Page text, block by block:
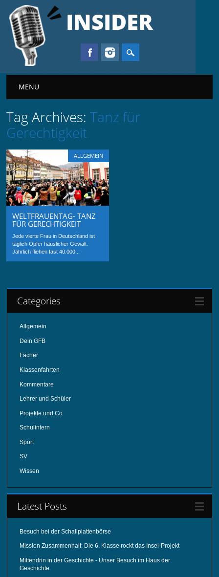
INSIDER
Main menu
MENU
Tag Archives:Tanz für
Gerechtigkeit
ALLGEMEIN
WELTFRAUENTAG- TANZ
FÜR GERECHTIGKEIT
Jede vierte Frau in Deutschland ist
täglich Opfer häuslicher Gewalt.
Jährlich fliehen fast 40.000...
Categories
Allgemein
Dein GFB
Fächer
Klassenfahrten
Kommentare
Lehrer und Schüler
Projekte und Co
Schulintern
Sport
SV
Wissen
Latest Posts
Besuch bei der Schallplattenbörse
Mission Zusammenhalt: Die 6. Klasse rockt das Insel-Projekt
Mittendrin in der Geschichte - Unser Besuch im Haus der
Geschichte